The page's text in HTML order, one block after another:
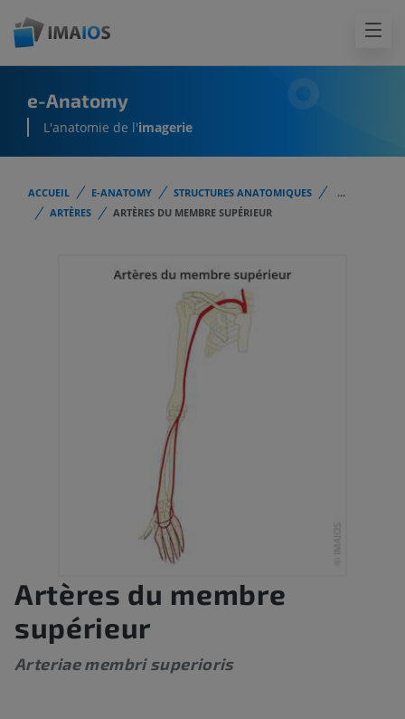
e-Anatomy
L'anatomie de l'imagerie
ACCUEIL E-ANATOMY STRUCTURES ANATOMIQUES
...
ARTÈRES
ARTÈRES DU MEMBRE SUPÉRIEUR
Artères du membre
supérieur
Arteriae membri superioris